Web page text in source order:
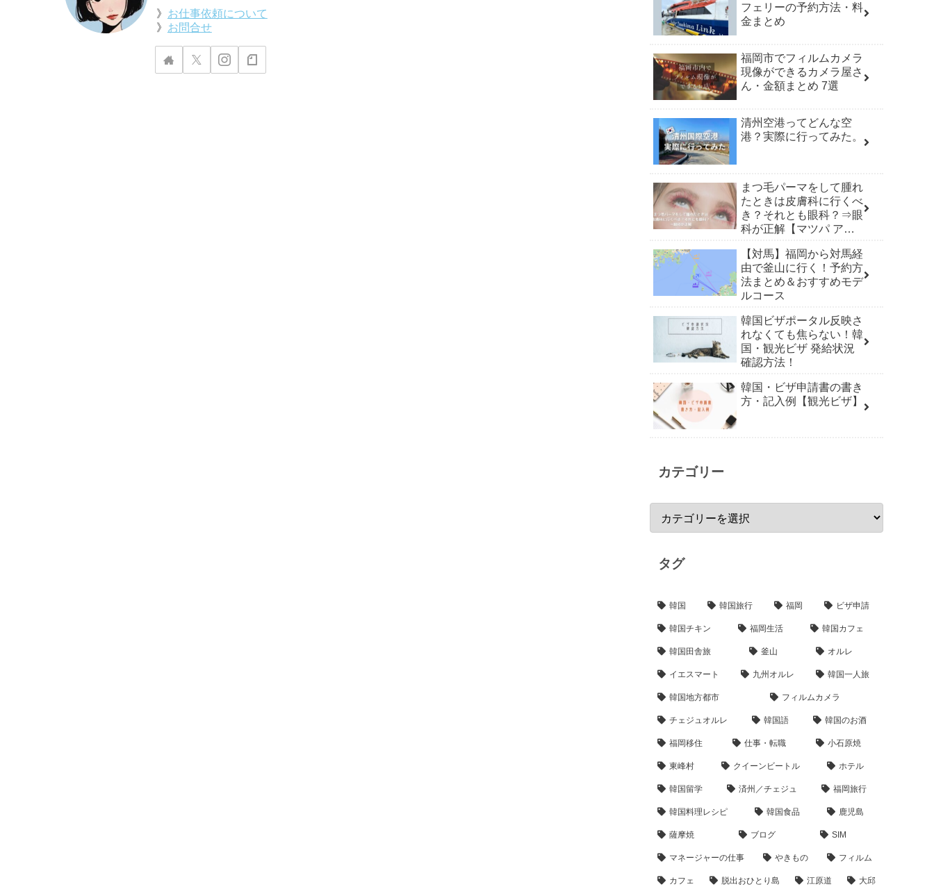
》 お仕事依頼について
》 お問合せ
フェリーの予約方法・料
金まとめ
福岡市でフィルムカメラ
現像ができるカメラ屋さ
ん・金額まとめ 7選
清州空港ってどんな空
港？実際に行ってみた。
まつ毛パーマをして腫れ
たときは皮膚科に行くべ
き？それとも眼科？⇒眼
科が正解【マツパ アレ
【対馬】福岡から対馬経
由で釜山に行く！予約方
法まとめ＆おすすめモデ
ルコース
韓国ビザポータル反映さ
れなくても焦らない！韓
国・観光ビザ 発給状況
確認方法！
韓国・ビザ申請書の書き
方・記入例【観光ビザ】
カテゴリー
タグ
韓国 韓国旅行 福岡 ビザ申請
韓国チキン 福岡生活 韓国カフェ
韓国田舎旅 釜山 オルレ
イエスマート 九州オルレ 韓国一人旅
韓国地方都市 フィルムカメラ
チェジュオルレ 韓国語 韓国のお酒
福岡移住 仕事・転職 小石原焼
東峰村 クイーンビートル ホテル
韓国留学 済州／チェジュ 福岡旅行
韓国料理レシピ 韓国食品 鹿児島
薩摩焼 ブログ SIM
マネージャーの仕事 やきもの フィルム
カフェ 脱出おひとり島 江原道 大邱